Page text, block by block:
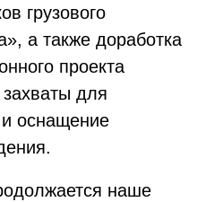
грузового
а также доработка
проекта
для
и оснащение
наше